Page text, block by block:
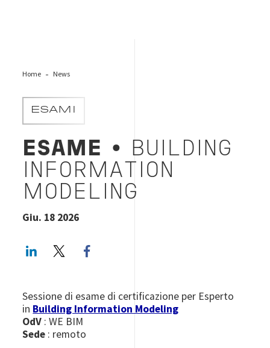
Home News
ESAMI
ESAME
• BUILDING
INFORMATION
MODELING
Giu. 18 2026
LinkedInTwitter
Sessione di esame di certificazione per Esperto
in Building Information Modeling
OdV : WE BIM
Sede : remoto